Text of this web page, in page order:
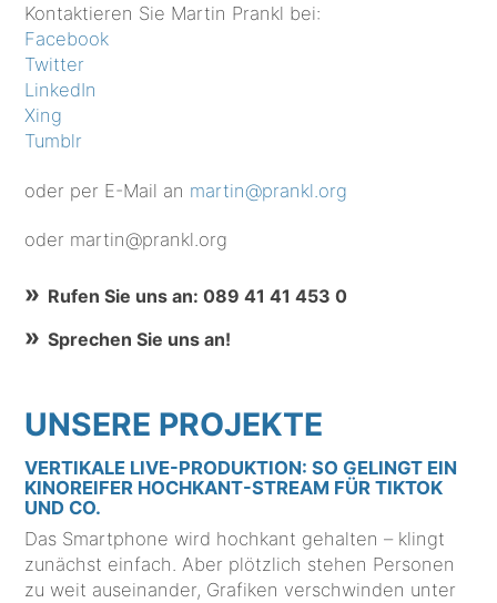
Kontaktieren Sie Martin Prankl bei:
Facebook
Twitter
LinkedIn
Xing
Tumblr
oder per E-Mail an martin@prankl.org
oder martin@prankl.org
Rufen Sie uns an: 089 41 41 453 0
Sprechen Sie uns an!
UNSERE PROJEKTE
VERTIKALE LIVE-PRODUKTION: SO GELINGT EIN
KINOREIFER HOCHKANT-STREAM FÜR TIKTOK
UND CO.
Das Smartphone wird hochkant gehalten – klingt
zunächst einfach. Aber plötzlich stehen Personen
zu weit auseinander, Grafiken verschwinden unter